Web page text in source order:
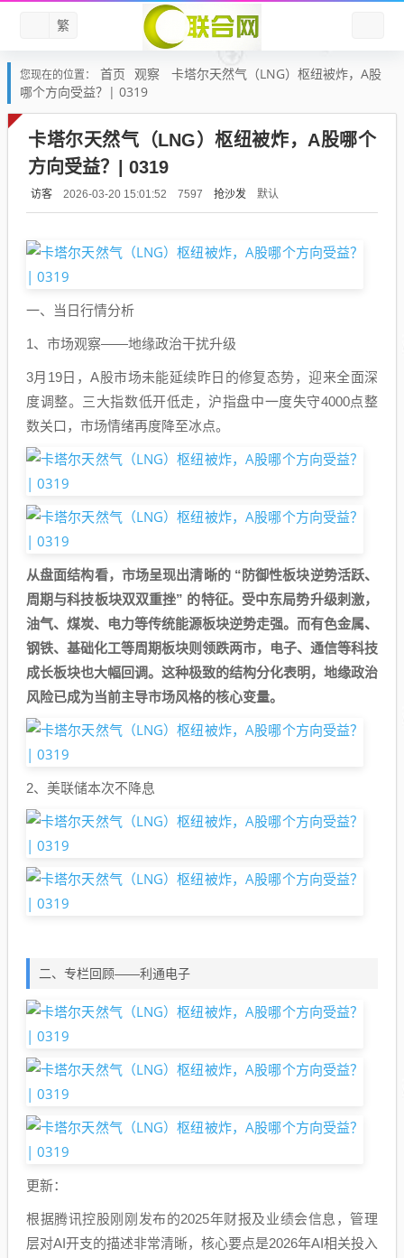
繁
您现在的位置： 首页 观察
卡塔尔天然气（LNG）枢纽被炸，A股
哪个方向受益？| 0319
卡塔尔天然气（LNG）枢纽被炸，A股哪个
方向受益？| 0319
访客 2026-03-20 15:01:52 7597 抢沙发 默认
一、当日行情分析
1、市场观察——地缘政治干扰升级
3月19日，A股市场未能延续昨日的修复态势，迎来全面深
度调整。三大指数低开低走，沪指盘中一度失守4000点整
数关口，市场情绪再度降至冰点。
从盘面结构看，市场呈现出清晰的 “防御性板块逆势活跃、
周期与科技板块双双重挫” 的特征。受中东局势升级刺激，
油气、煤炭、电力等传统能源板块逆势走强。而有色金属、
钢铁、基础化工等周期板块则领跌两市，电子、通信等科技
成长板块也大幅回调。这种极致的结构分化表明，地缘政治
风险已成为当前主导市场风格的核心变量。
2、美联储本次不降息
二、专栏回顾——利通电子
更新：
根据腾讯控股刚刚发布的2025年财报及业绩会信息，管理
层对AI开支的描述非常清晰，核心要点是2026年AI相关投入